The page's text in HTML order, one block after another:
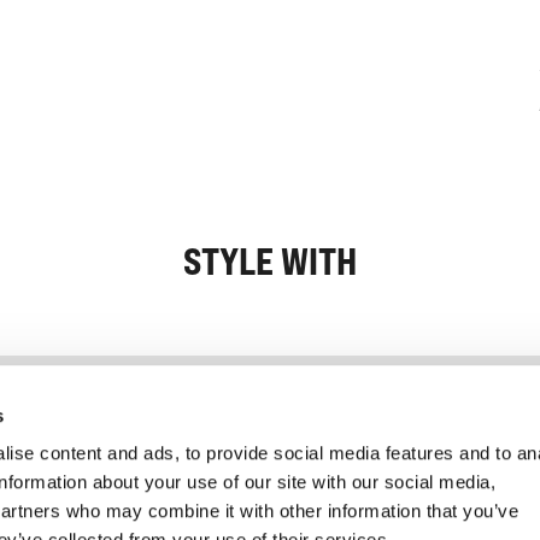
content and ads, to provide social media features and to
about your use of our site with our social media,
who may combine it with other information that you’ve
STYLE WITH